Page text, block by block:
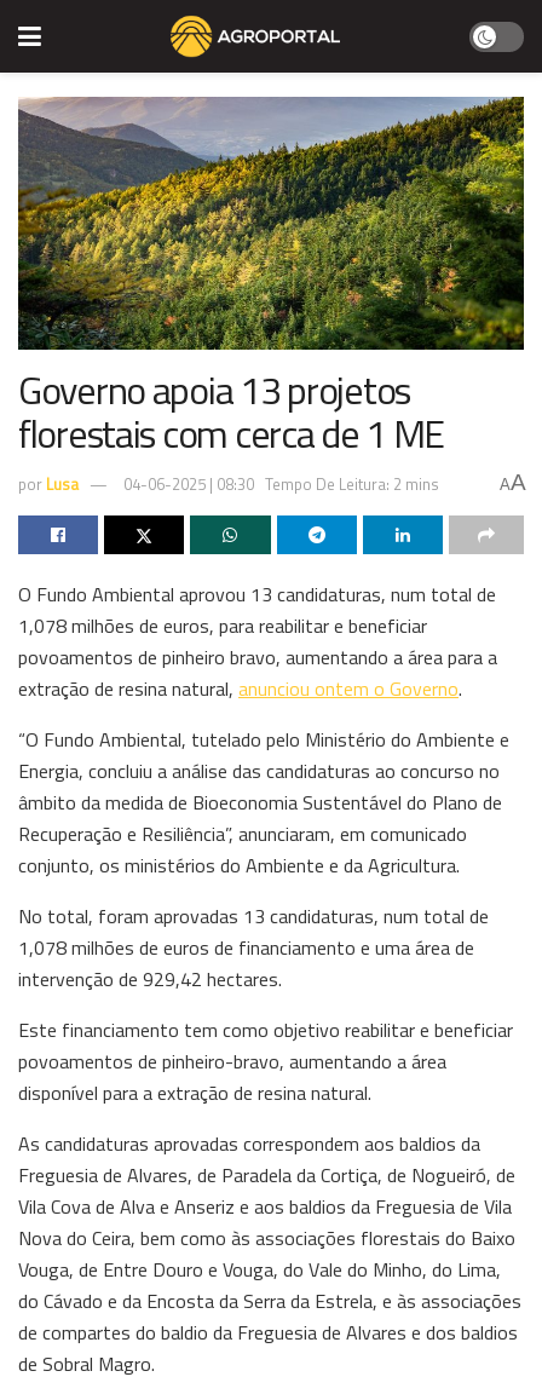
Governo apoia 13 projetos
florestais com cerca de 1 ME
por Lusa 04-06-2025 | 08:30 Tempo De Leitura: 2 mins AA
O Fundo Ambiental aprovou 13 candidaturas, num total de
1,078 milhões de euros, para reabilitar e beneficiar
povoamentos de pinheiro bravo, aumentando a área para a
extração de resina natural, anunciou ontem o Governo.
“O Fundo Ambiental, tutelado pelo Ministério do Ambiente e
Energia, concluiu a análise das candidaturas ao concurso no
âmbito da medida de Bioeconomia Sustentável do Plano de
Recuperação e Resiliência”, anunciaram, em comunicado
conjunto, os ministérios do Ambiente e da Agricultura.
No total, foram aprovadas 13 candidaturas, num total de
1,078 milhões de euros de financiamento e uma área de
intervenção de 929,42 hectares.
Este financiamento tem como objetivo reabilitar e beneficiar
povoamentos de pinheiro-bravo, aumentando a área
disponível para a extração de resina natural.
As candidaturas aprovadas correspondem aos baldios da
Freguesia de Alvares, de Paradela da Cortiça, de Nogueiró, de
Vila Cova de Alva e Anseriz e aos baldios da Freguesia de Vila
Nova do Ceira, bem como às associações florestais do Baixo
Vouga, de Entre Douro e Vouga, do Vale do Minho, do Lima,
do Cávado e da Encosta da Serra da Estrela, e às associações
de compartes do baldio da Freguesia de Alvares e dos baldios
de Sobral Magro.